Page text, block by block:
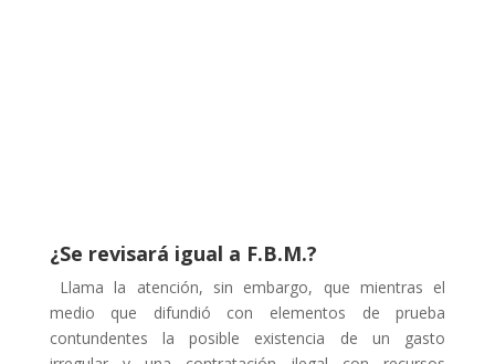
¿Se revisará igual a F.B.M.?
Llama la atención, sin embargo, que mientras el
medio que difundió con elementos de prueba
contundentes la posible existencia de un gasto